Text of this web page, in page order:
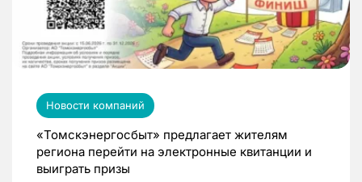
Новости компаний
«Томскэнергосбыт» предлагает жителям
региона перейти на электронные квитанции и
выиграть призы